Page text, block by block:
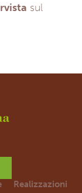
sul
Realizzazioni